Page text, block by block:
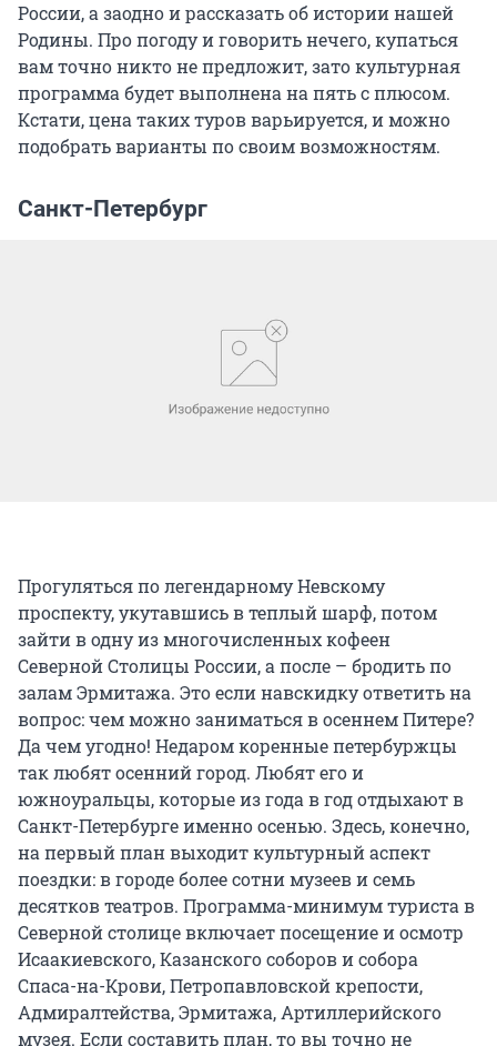
России, а заодно и рассказать об истории нашей
Родины. Про погоду и говорить нечего, купаться
вам точно никто не предложит, зато культурная
программа будет выполнена на пять с плюсом.
Кстати, цена таких туров варьируется, и можно
подобрать варианты по своим возможностям.
Санкт-Петербург
Прогуляться по легендарному Невскому
проспекту, укутавшись в теплый шарф, потом
зайти в одну из многочисленных кофеен
Северной Столицы России, а после – бродить по
залам Эрмитажа. Это если навскидку ответить на
вопрос: чем можно заниматься в осеннем Питере?
Да чем угодно! Недаром коренные петербуржцы
так любят осенний город. Любят его и
южноуральцы, которые из года в год отдыхают в
Санкт-Петербурге именно осенью. Здесь, конечно,
на первый план выходит культурный аспект
поездки: в городе более сотни музеев и семь
десятков театров. Программа-минимум туриста в
Северной столице включает посещение и осмотр
Исаакиевского, Казанского соборов и собора
Спаса-на-Крови, Петропавловской крепости,
Адмиралтейства, Эрмитажа, Артиллерийского
музея. Если составить план, то вы точно не